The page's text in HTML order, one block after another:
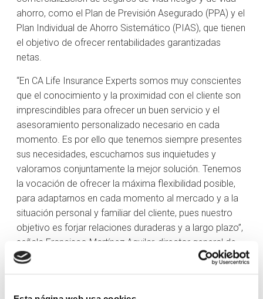
ahorro, como el Plan de Previsión Asegurado (PPA) y el
Plan Individual de Ahorro Sistemático (PIAS), que tienen
el objetivo de ofrecer rentabilidades garantizadas
netas.
“En CA Life Insurance Experts somos muy conscientes
que el conocimiento y la proximidad con el cliente son
imprescindibles para ofrecer un buen servicio y el
asesoramiento personalizado necesario en cada
momento. Es por ello que tenemos siempre presentes
sus necesidades, escuchamos sus inquietudes y
valoramos conjuntamente la mejor solución. Tenemos
la vocación de ofrecer la máxima flexibilidad posible,
para adaptarnos en cada momento al mercado y a la
situación personal y familiar del cliente, pues nuestro
objetivo es forjar relaciones duraderas y a largo plazo”,
señala Francisco Martínez Aguilar, director general de
CA Life Insurance Experts.